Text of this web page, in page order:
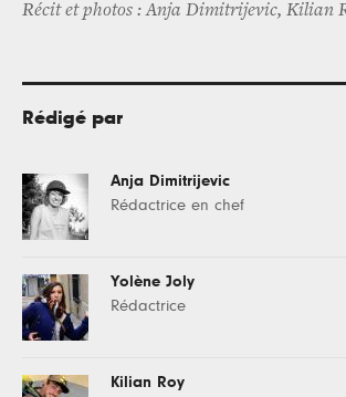
Récit et photos : Anja Dimitrijevic, Kilian
Rédigé par
Anja Dimitrijevic
Rédactrice en chef
Yolène Joly
Rédactrice
Kilian Roy